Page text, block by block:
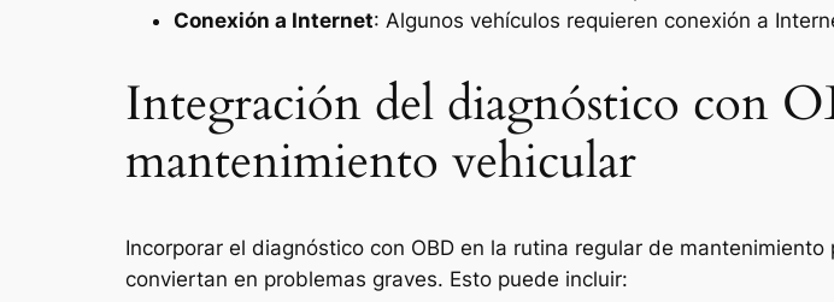
Conexión a Internet: Algunos vehículos requieren conexión a
Integración del diagnóstico con
mantenimiento vehicular
Incorporar el diagnóstico con OBD en la rutina regular de
conviertan en problemas graves. Esto puede incluir: